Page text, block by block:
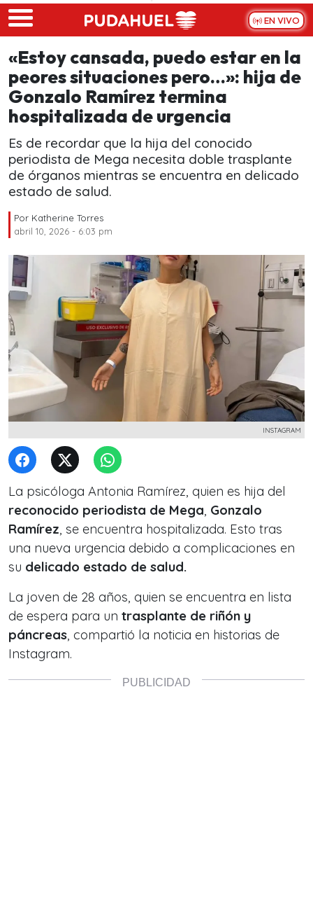
Skip to main content
EN VIVO
«Estoy cansada, puedo estar en la
peores situaciones pero…»: hija de
Gonzalo Ramírez termina
hospitalizada de urgencia
Es de recordar que la hija del conocido
periodista de Mega necesita doble trasplante
de órganos mientras se encuentra en delicado
estado de salud.
Por Katherine Torres
abril 10, 2026 - 6:03 pm
INSTAGRAM
La psicóloga Antonia Ramírez, quien es hija del
reconocido periodista de Mega, Gonzalo
Ramírez, se encuentra hospitalizada. Esto tras
una nueva urgencia debido a complicaciones en
su delicado estado de salud.
La joven de 28 años, quien se encuentra en lista
de espera para un trasplante de riñón y
páncreas, compartió la noticia en historias de
Instagram.